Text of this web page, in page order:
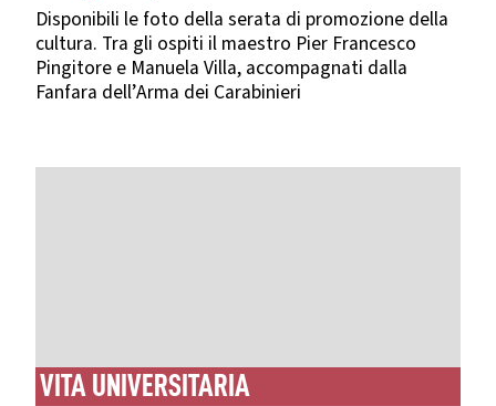
Disponibili le foto della serata di promozione della
cultura. Tra gli ospiti il maestro Pier Francesco
Pingitore e Manuela Villa, accompagnati dalla
Fanfara dell’Arma dei Carabinieri
VITA UNIVERSITARIA